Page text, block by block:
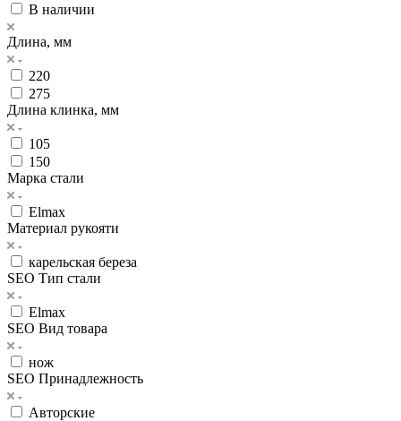
В наличии
Длина, мм
220
275
Длина клинка, мм
105
150
Марка стали
Elmax
Материал рукояти
карельская береза
SEO Тип стали
Elmax
SEO Вид товара
нож
SEO Принадлежность
Авторские